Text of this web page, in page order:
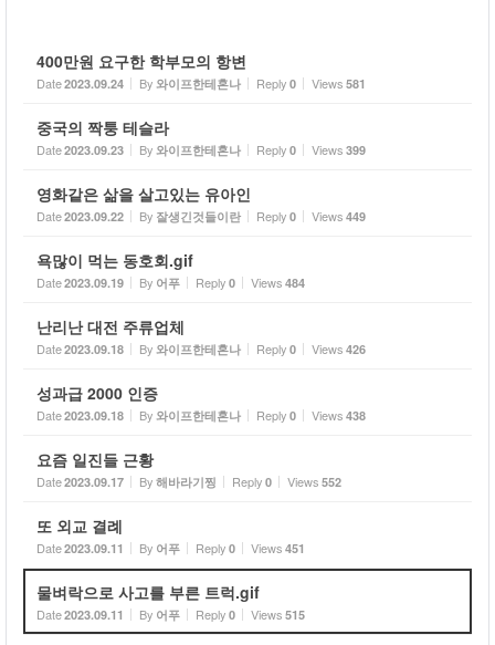
400만원 요구한 학부모의 항변
Date2023.09.24 By 와이프한테혼나 Reply 0 Views 581
중국의 짝퉁 테슬라
Date2023.09.23 By 와이프한테혼나 Reply 0 Views 399
영화같은 삶을 살고있는 유아인
Date2023.09.22 By 잘생긴것들이란 Reply 0 Views 449
욕많이 먹는 동호회.gif
Date2023.09.19 By 어푸 Reply 0 Views 484
난리난 대전 주류업체
Date2023.09.18 By 와이프한테혼나 Reply 0 Views 426
성과급 2000 인증
Date2023.09.18 By 와이프한테혼나 Reply 0 Views 438
요즘 일진들 근황
Date2023.09.17 By 해바라기찡 Reply 0 Views 552
또 외교 결례
Date2023.09.11 By 어푸 Reply 0 Views 451
물벼락으로 사고를 부른 트럭.gif
Date2023.09.11 By 어푸 Reply 0 Views 515